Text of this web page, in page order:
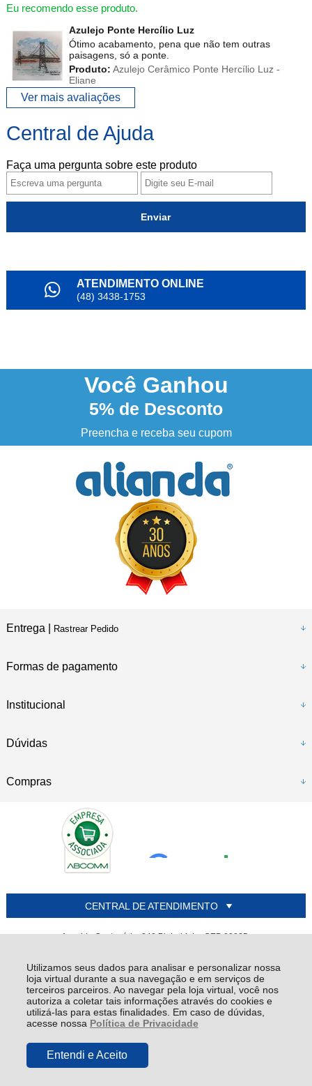
Utilizamos seus dados para analisar e personalizar nossa
loja virtual durante a sua navegação e em serviços de
terceiros parceiros. Ao navegar pela loja virtual, você nos
autoriza a coletar tais informações através do cookies e
utilizá-las para estas finalidades. Em caso de dúvidas,
acesse nossa Política de Privacidade
Entendi e Aceito
Eu recomendo esse produto.
Azulejo Ponte Hercílio Luz
Ótimo acabamento, pena que não tem outras
paisagens, só a ponte.
Produto: Azulejo Cerâmico Ponte Hercílio Luz -
Eliane
Ver mais avaliações
Central de Ajuda
Faça uma pergunta sobre este produto
Enviar
ATENDIMENTO ONLINE
(48) 3438-1753
NOSSO INSTAGRAM @alianda_oficial
3% DESCONTO à vista no boleto ou pix
Você Ganhou
5% de Desconto
Preencha e receba seu cupom
Entrega | Rastrear Pedido
Formas de pagamento
Institucional
Dúvidas
Compras
CENTRAL DE ATENDIMENTO
Avenida Centenário, 242 Pinheirinho CEP 88805-
ALIANDA PISOS E AZULEJOS LTDA - CNPJ: 85.124.659/0001-02
Todos os direitos reservados-Alianda-2026